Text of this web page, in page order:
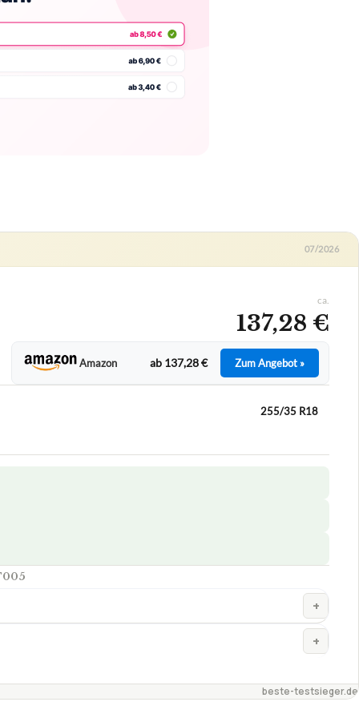
07/2026
ca.
137,28 €
Amazon ab 137,28 € Zum Angebot »
255/35 R18
+
+
beste-testsieger.de